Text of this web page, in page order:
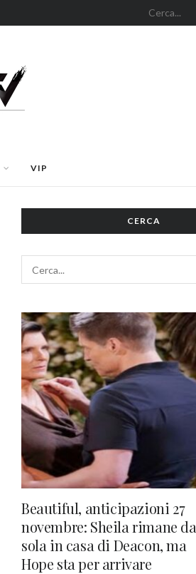
VIP
CERCA
Beautiful, anticipazioni 27
novembre: Sheila rimane da
sola in casa di Deacon, ma
Hope sta per arrivare